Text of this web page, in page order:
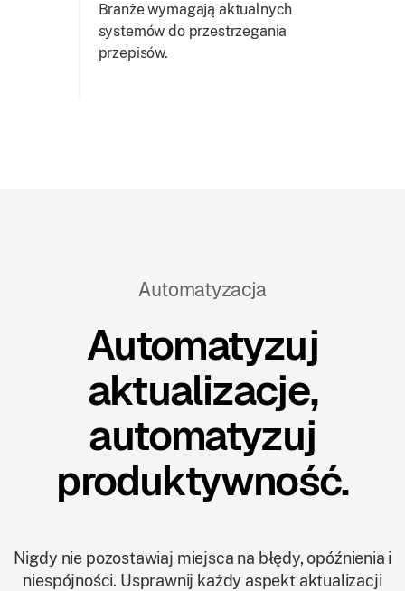
Branże wymagają aktualnych
systemów do przestrzegania
przepisów.
Automatyzacja
Automatyzuj
aktualizacje,
automatyzuj
produktywność.
Nigdy nie pozostawiaj miejsca na błędy, opóźnienia i
niespójności. Usprawnij każdy aspekt aktualizacji